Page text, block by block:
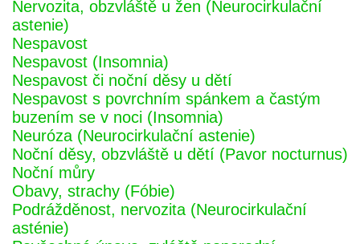
Nervozita, obzvláště u žen (Neurocirkulační
astenie)
Nespavost
Nespavost (Insomnia)
Nespavost či noční děsy u dětí
Nespavost s povrchním spánkem a častým
buzením se v noci (Insomnia)
Neuróza (Neurocirkulační astenie)
Noční děsy, obzvláště u dětí (Pavor nocturnus)
Noční můry
Obavy, strachy (Fóbie)
Podrážděnost, nervozita (Neurocirkulační
asténie)